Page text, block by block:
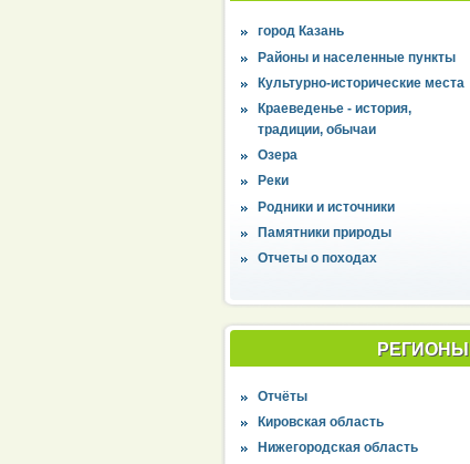
город Казань
Районы и населенные пункты
Культурно-исторические места
Краеведенье - история,
традиции, обычаи
Озера
Реки
Родники и источники
Памятники природы
Отчеты о походах
РЕГИОНЫ
Отчёты
Кировская область
Нижегородская область